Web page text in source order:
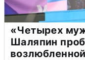
«Четырех
Шаляпин
возлюбленной